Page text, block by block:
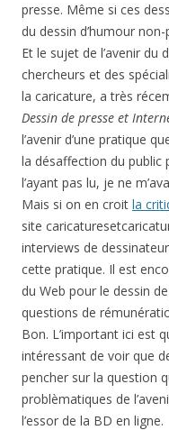
presse. Même si ces
du dessin d’humour
Et le sujet de l’avenir du
chercheurs et des
la caricature, a très
Dessin de presse et
l’avenir d’une pratique
la désaffection du public
l’ayant pas lu, je ne
Mais si on en croit la
site
interviews de
cette pratique. Il est
du Web pour le dessin
questions de
Bon. L’important ici est
intéressant de voir que
pencher sur la question
problèmatiques de
l’essor de la BD en ligne.